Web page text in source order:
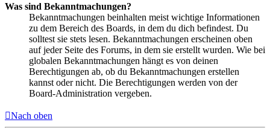
Was sind Bekanntmachungen?
Bekanntmachungen beinhalten meist wichtige Informationen
zu dem Bereich des Boards, in dem du dich befindest. Du
solltest sie stets lesen. Bekanntmachungen erscheinen oben
auf jeder Seite des Forums, in dem sie erstellt wurden. Wie bei
globalen Bekanntmachungen hängt es von deinen
Berechtigungen ab, ob du Bekanntmachungen erstellen
kannst oder nicht. Die Berechtigungen werden von der
Board-Administration vergeben.
Nach oben